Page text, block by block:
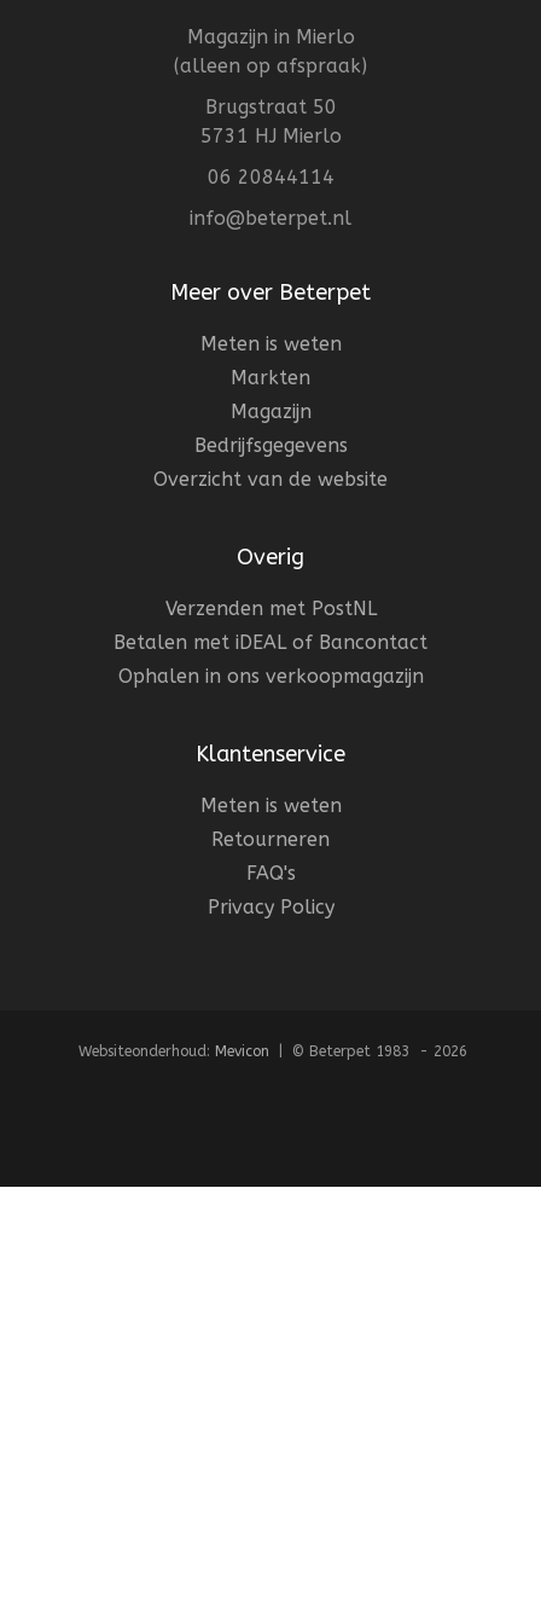
Magazijn in Mierlo
(alleen op afspraak)
Brugstraat 50
5731 HJ Mierlo
06 20844114
info@beterpet.nl
Meer over Beterpet
Meten is weten
Markten
Magazijn
Bedrijfsgegevens
Overzicht van de website
Overig
Verzenden met PostNL
Betalen met iDEAL of Bancontact
Ophalen in ons verkoopmagazijn
Klantenservice
Meten is weten
Retourneren
FAQ's
Privacy Policy
Websiteonderhoud: Mevicon | © Beterpet 1983 - 2026